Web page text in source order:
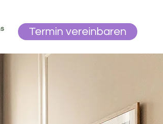
Kontakt
Termin vereinbaren